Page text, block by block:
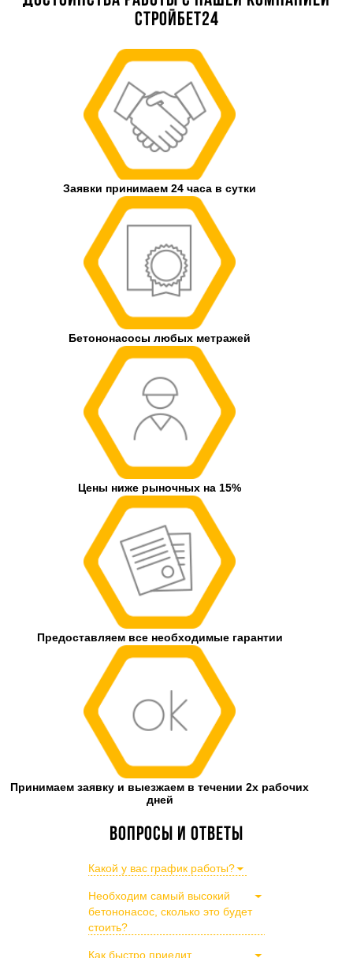
Стройбет24
Заявки принимаем 24 часа в сутки
Бетононасосы любых метражей
Цены ниже рыночных на 15%
Предоставляем все необходимые гарантии
Принимаем заявку и выезжаем в течении 2х рабочих
дней
Вопросы и ответы
Какой у вас график работы?
Необходим самый высокий
бетононасос, сколько это будет
стоить?
Как быстро приедит